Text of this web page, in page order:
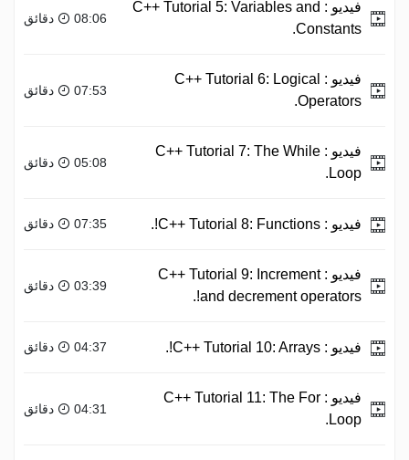
فيديو : C++ Tutorial 5: Variables and
Constants.
08:06 دقائق
فيديو : C++ Tutorial 6: Logical
Operators.
07:53 دقائق
فيديو : C++ Tutorial 7: The While
Loop.
05:08 دقائق
فيديو : 07:35 دقائق
فيديو : C++ Tutorial 9: Increment
and decrement operators!.
03:39 دقائق
فيديو : 04:37 دقائق
فيديو : C++ Tutorial 11: The For
Loop.
04:31 دقائق